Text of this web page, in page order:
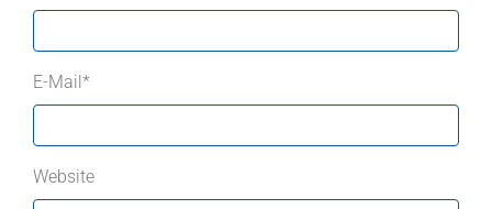
E-Mail*
Website